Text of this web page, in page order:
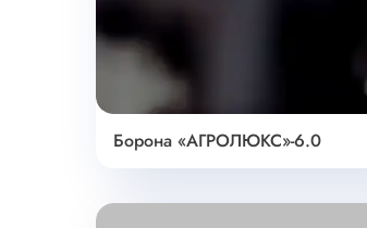
Борона «АГРОЛЮКС»-6.0